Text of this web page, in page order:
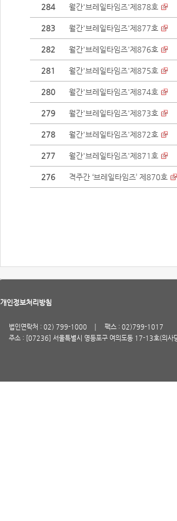
284 월간'브레일타임즈'제878호
283 월간'브레일타임즈'제877호
282 월간'브레일타임즈'제876호
281 월간'브레일타임즈'제875호
280 월간'브레일타임즈'제874호
279 월간'브레일타임즈'제873호
278 월간'브레일타임즈'제872호
277 월간'브레일타임즈'제871호
276 격주간 ‘브레일타임즈’ 제870호
개인정보처리방침
법인연락처 : 02) 799-1000
팩스 : 02)799-1017
주소 : [07236] 서울특별시 영등포구 여의도동 17-13호(의사